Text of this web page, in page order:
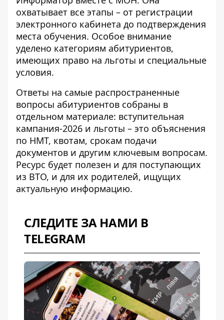
охватывает все этапы – от регистрации
электронного кабинета до подтверждения
места обучения. Особое внимание
уделено категориям абитуриентов,
имеющих право на льготы и специальные
условия.
Ответы на самые распространенные
вопросы абитуриентов собраны в
отдельном материале: вступительная
кампания-2026 и льготы – это объяснения
по НМТ, квотам, срокам подачи
документов и другим ключевым вопросам.
Ресурс будет полезен и для поступающих
из ВТО, и для их родителей, ищущих
актуальную информацию.
СЛЕДИТЕ ЗА НАМИ В
TELEGRAM